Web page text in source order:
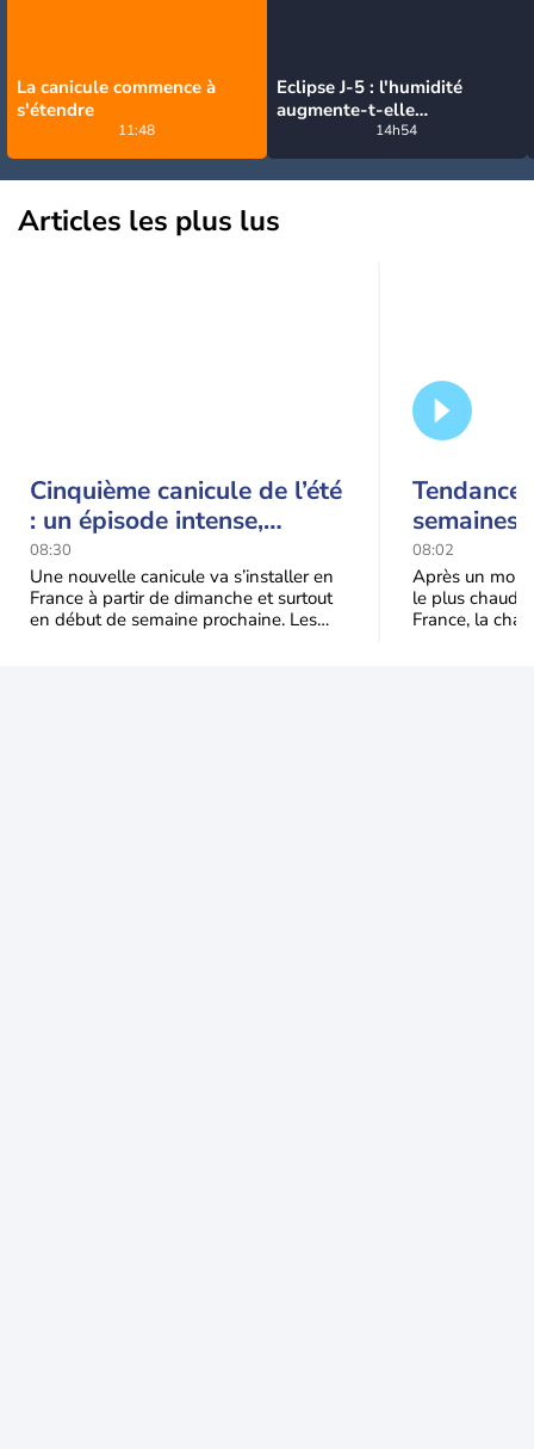
La canicule commence à
s'étendre
11:48
Eclipse J-5 : l'humidité
augmente-t-elle
brutalement avec la chute
de température pendant
l'éclipse du 12 août ?
14h54
Articles les plus lus
Cinquième canicule de l’été
: un épisode intense,
durable et étendu la
semaine prochaine
08:30
Une nouvelle canicule va s’installer en
France à partir de dimanche et surtout
en début de semaine prochaine. Les
Tendance
semaines
septembre
08:02
Après un
le plus chaud
France, la